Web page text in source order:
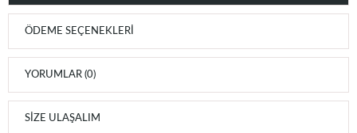
ÖDEME SEÇENEKLERI
YORUMLAR (0)
SIZE ULAŞALIM